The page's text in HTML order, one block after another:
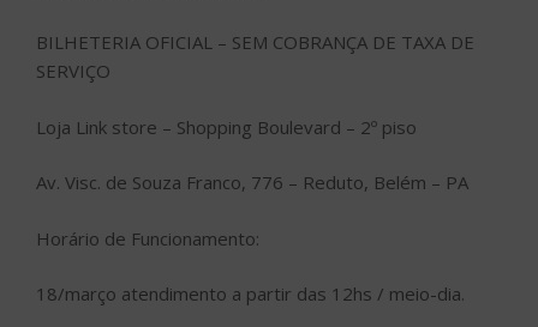
BILHETERIA OFICIAL – SEM COBRANÇA DE TAXA DE
SERVIÇO
Loja Link store – Shopping Boulevard – 2º piso
Av. Visc. de Souza Franco, 776 – Reduto, Belém – PA
Horário de Funcionamento:
18/março atendimento a partir das 12hs / meio-dia.